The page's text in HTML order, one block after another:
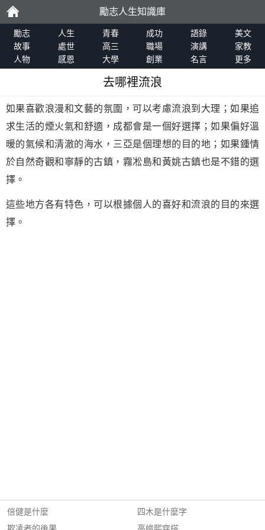
勵
志
勵志人生知識庫
勵志 人生 青春 成功 語錄
美文
故事
處世 高三 職場 演講
家教
人物
感恩 大學 創業 名言 更多
去哪裡流浪
如果喜歡浪漫和文藝的氛圍，可以考慮流浪到大理；如果追
求生活的煙火氣和舒適，成都會是一個好選擇；如果偏好溫
暖的氣候和清澈的海水，三亞是個理想的目的地；如果鍾情
於自然奇觀和寧靜的古鎮，霧凇島和黃姚古鎮也是不錯的選
擇。
這些地方各有特色，可以根據個人的喜好和流浪的目的來選
擇。
倍健是什麼
四木是什麼字